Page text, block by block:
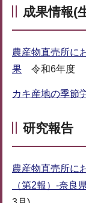
成果情報(
農産物直売所に
果 令和6年度
カキ産地の季節
研究報告
農産物直売所に
（第2報）-奈良